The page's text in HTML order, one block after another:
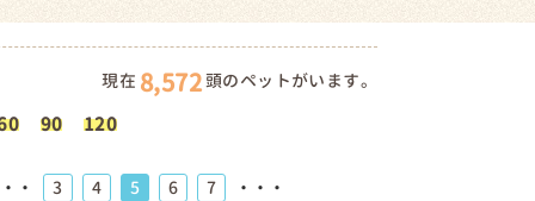
現在 8,572頭のペットがいます。
90 120
・ 3 4 5 6 7 ・・・